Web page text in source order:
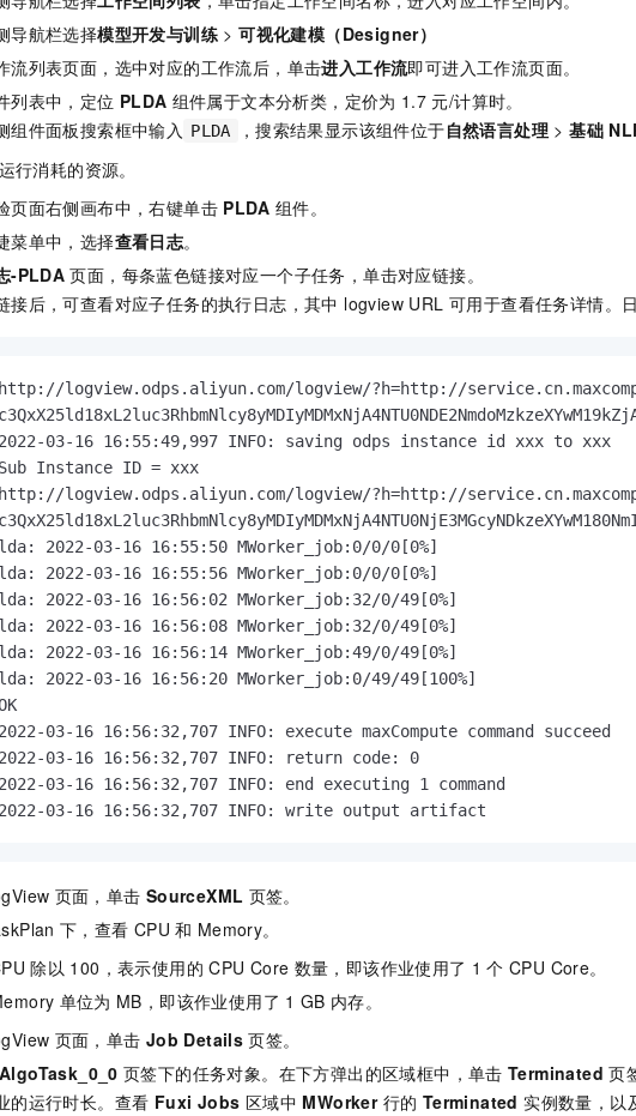
导航栏选择模型开发与训练 >可视化建模（Designer）
流列表页面，选中对应的工作流后，单击进入工作流即可进入工作流页面。
列表中，定位 PLDA 组件属于文本分析类，定价为 1.7 元/计算时。
组件面板搜索框中输入 PLDA ，搜索结果显示该组件位于自然语言处理 >基础
行消耗的资源。
页面右侧画布中，右键单击 PLDA 组件。
菜单中，选择查看日志。
-PLDA 页面，每条蓝色链接对应一个子任务，单击对应链接。
接后，可查看对应子任务的执行日志，其中 logview URL 可用于查看任务详情。日
http://logview.odps.aliyun.com/logview/?h=http://service.cn.maxcompute.aliyun-
2022-03-16 16:55:49,997 INFO: saving odps instance id xxx to xxx
Sub Instance ID = xxx
http://logview.odps.aliyun.com/logview/?h=http://service.cn.maxcompute.aliyun-
lda: 2022-03-16 16:55:50 MWorker_job:0/0/0[0%]
lda: 2022-03-16 16:55:56 MWorker_job:0/0/0[0%]
lda: 2022-03-16 16:56:02 MWorker_job:32/0/49[0%]
lda: 2022-03-16 16:56:08 MWorker_job:32/0/49[0%]
lda: 2022-03-16 16:56:14 MWorker_job:49/0/49[0%]
lda: 2022-03-16 16:56:20 MWorker_job:0/49/49[100%]
2022-03-16 16:56:32,707 INFO: execute maxCompute command succeed
2022-03-16 16:56:32,707 INFO: return code: 0
2022-03-16 16:56:32,707 INFO: end executing 1 command
2022-03-16 16:56:32,707 INFO: write output artifact
页面，单击 SourceXML 页签。
下，查看 CPU 和 Memory。
除以 100，表示使用的 CPU Core 数量，即该作业使用了 1 个 CPU Core。
单位为 MB，即该作业使用了 1 GB 内存。
页面，单击 Job Details 页签。
AlgoTask_0_0 页签下的任务对象。在下方弹出的区域框中，单击 Terminated 页
的运行时长。查看 Fuxi Jobs 区域中 MWorker行的 Terminated 实例数量，以